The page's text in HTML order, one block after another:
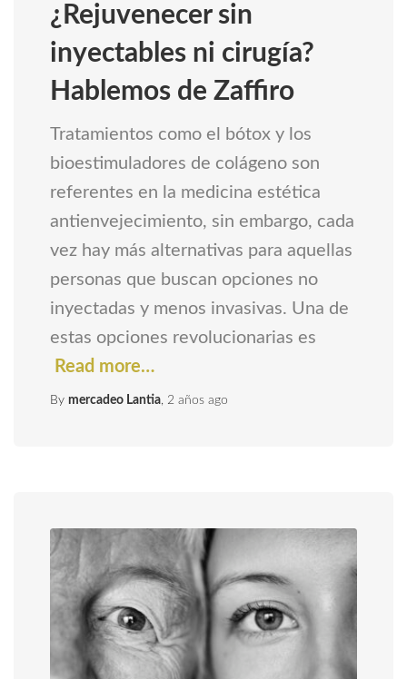
¿Rejuvenecer sin
inyectables ni cirugía?
Hablemos de Zaffiro
Tratamientos como el bótox y los
bioestimuladores de colágeno son
referentes en la medicina estética
antienvejecimiento, sin embargo, cada
vez hay más alternativas para aquellas
personas que buscan opciones no
inyectadas y menos invasivas. Una de
estas opciones revolucionarias es
Read more…
By mercadeo Lantia 2 años ago